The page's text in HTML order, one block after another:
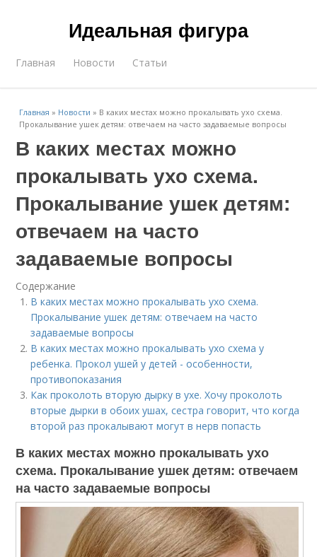
Идеальная фигура
Главная Новости Статьи
Главная » Новости » В каких местах можно прокалывать ухо схема.
Прокалывание ушек детям: отвечаем на часто задаваемые вопросы
В каких местах можно
прокалывать ухо схема.
Прокалывание ушек детям:
отвечаем на часто
задаваемые вопросы
Содержание
В каких местах можно прокалывать ухо схема.
Прокалывание ушек детям: отвечаем на часто
задаваемые вопросы
В каких местах можно прокалывать ухо схема у
ребенка. Прокол ушей у детей - особенности,
противопоказания
Как проколоть вторую дырку в ухе. Хочу проколоть
вторые дырки в обоих ушах, сестра говорит, что когда
второй раз прокалывают могут в нерв попасть
В каких местах можно прокалывать ухо
схема. Прокалывание ушек детям: отвечаем
на часто задаваемые вопросы